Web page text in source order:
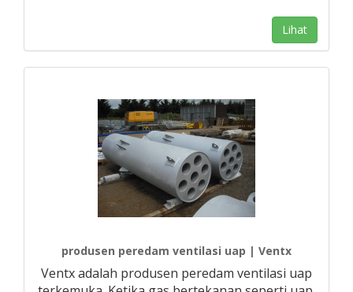
Lihat
produsen peredam ventilasi uap | Ventx
Ventx adalah produsen peredam ventilasi uap